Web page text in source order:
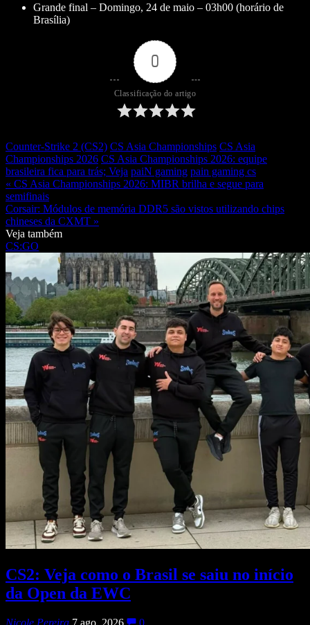
Grande final – Domingo, 24 de maio – 03h00 (horário de
Brasília)
0
Classificação do artigo
Counter-Strike 2 (CS2) CS Asia Championships CS Asia
Championships 2026 CS Asia Championships 2026: equipe
brasileira fica para trás; Veja paiN gaming pain gaming cs
« CS Asia Championships 2026: MIBR brilha e segue para
semifinais
Corsair: Módulos de memória DDR5 são vistos utilizando chips
chineses da CXMT »
Veja também
CS:GO
CS2: Veja como o Brasil se saiu no início
da Open da EWC
Nicole Pereira 7 ago, 2026
0